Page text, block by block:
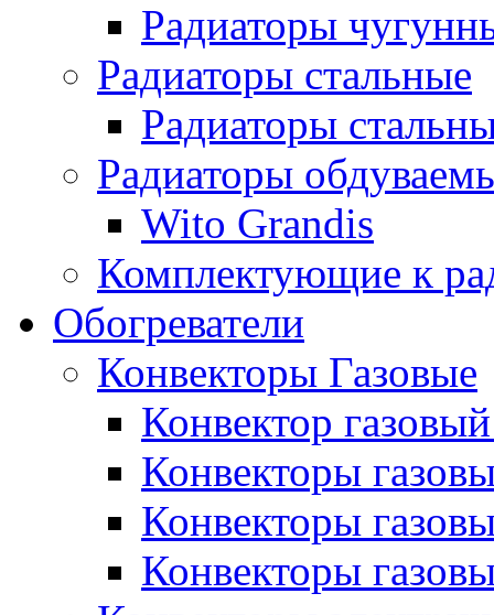
Радиаторы
Радиаторы стальные
Радиаторы
Радиаторы
Wito Grandis
Комплектующие к
Обогреватели
Конвекторы Газовые
Конвектор
Конвекторы
Конвекторы
Конвекторы